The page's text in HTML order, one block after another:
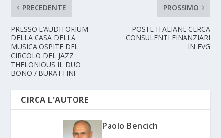
PRECEDENTE
PRESSO L’AUDITORIUM
DELLA CASA DELLA
MUSICA OSPITE DEL
CIRCOLO DEL JAZZ
THELONIOUS IL DUO
BONO / BURATTINI
PROSSIMO
POSTE ITALIANE CERCA
CONSULENTI FINANZIARI
IN FVG
CIRCA L'AUTORE
Paolo Bencich